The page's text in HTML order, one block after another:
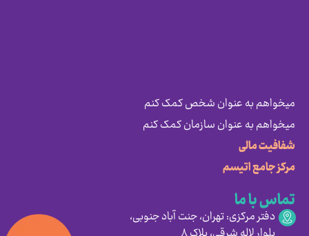
میخواهم به عنوان شخص کمک کنم
میخواهم به عنوان سازمان کمک کنم
شفافیت مالی
مرکز جامع اتیسم
تماس با ما
دفتر مرکزی: تهران، جنت آباد جنوبی،